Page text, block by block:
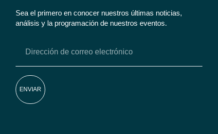
Sea el primero en conocer nuestros últimas noticias,
análisis y la programación de nuestros eventos.
ENVIAR